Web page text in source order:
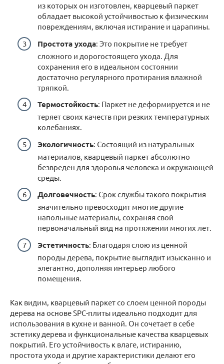
из которых он изготовлен, кварцевый паркет
обладает высокой устойчивостью к физическим
повреждениям, включая истирание и царапины.
Простота ухода: Это покрытие не требует
сложного и дорогостоящего ухода. Для
сохранения его в идеальном состоянии
достаточно регулярного протирания влажной
тряпкой.
Термостойкость: Паркет не деформируется и не
теряет своих качеств при резких температурных
колебаниях.
Экологичность: Состоящий из натуральных
материалов, кварцевый паркет абсолютно
безвреден для здоровья человека и окружающей
среды.
Долговечность: Срок службы такого покрытия
значительно превосходит многие другие
напольные материалы, сохраняя свой
первоначальный вид на протяжении многих лет.
Эстетичность: Благодаря слою из ценной
породы дерева, покрытие выглядит изысканно и
элегантно, дополняя интерьер любого
помещения.
Как видим, кварцевый паркет со слоем ценной породы
дерева на основе SPC-плиты идеально подходит для
использования в кухне и ванной. Он сочетает в себе
эстетику дерева и функциональные качества кварцевых
покрытий. Его устойчивость к влаге, истиранию,
простота ухода и другие характеристики делают его